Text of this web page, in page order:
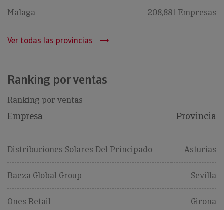
Malaga 208,881 Empresas
Ver todas las provincias
Ranking por ventas
Ranking por ventas
Empresa Provincia
Distribuciones Solares Del Principado Asturias
Baeza Global Group Sevilla
Ones Retail Girona